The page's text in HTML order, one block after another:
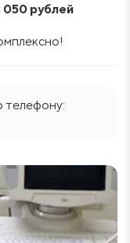
050 рублей
телефону: